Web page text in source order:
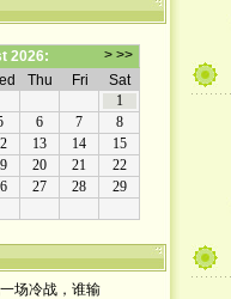
场冷战，谁输